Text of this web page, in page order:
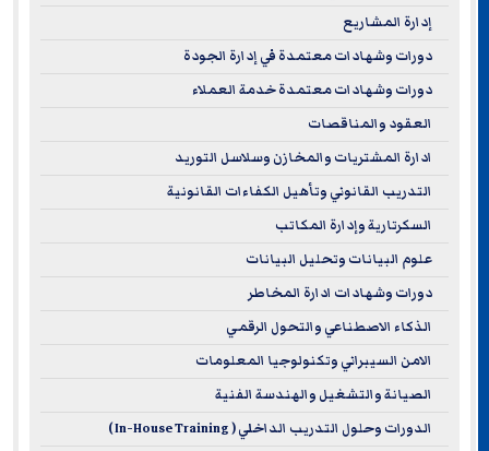
إدارة المشاريع
دورات وشهادات معتمدة في إدارة الجودة
دورات وشهادات معتمدة خدمة العملاء
العقود والمناقصات
ادارة المشتريات والمخازن وسلاسل التوريد
التدريب القانوني وتأهيل الكفاءات القانونية
السكرتارية وإدارة المكاتب
علوم البيانات وتحليل البيانات
دورات وشهادات ادارة المخاطر
الذكاء الاصطناعي والتحول الرقمي
الامن السيبراني وتكنولوجيا المعلومات
الصيانة والتشغيل والهندسة الفنية
الدورات وحلول التدريب الداخلي ( In-House Training )